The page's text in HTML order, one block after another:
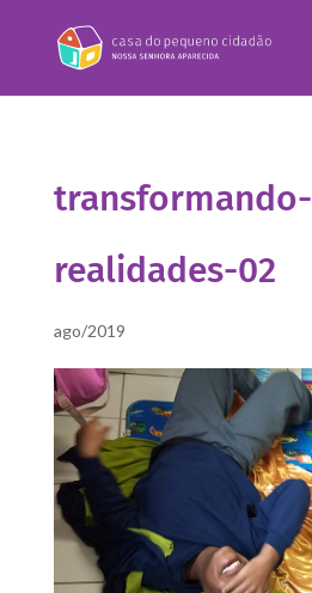
transformando-
realidades-02
ago/2019